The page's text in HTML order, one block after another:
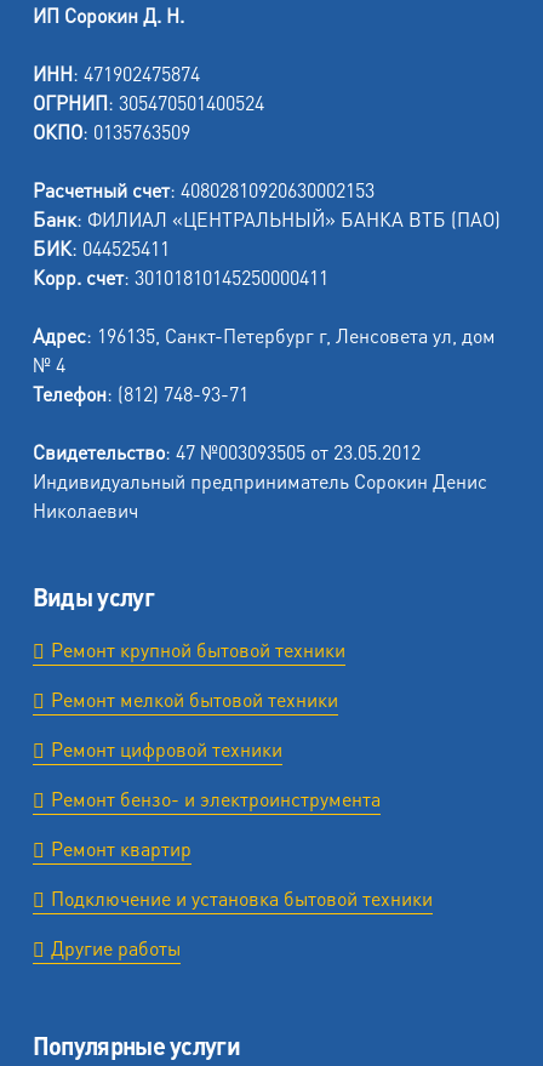
ИП Сорокин Д. Н.
ИНН: 471902475874
ОГРНИП: 305470501400524
ОКПО: 0135763509
Расчетный счет: 40802810920630002153
Банк: ФИЛИАЛ «ЦЕНТРАЛЬНЫЙ» БАНКА ВТБ (ПАО)
БИК: 044525411
Корр. счет: 30101810145250000411
Адрес: 196135, Санкт-Петербург г, Ленсовета ул, дом
№ 4
Телефон: (812) 748-93-71
Свидетельство: 47 №003093505 от 23.05.2012
Индивидуальный предприниматель Сорокин Денис
Николаевич
Виды услуг
Ремонт крупной бытовой техники
Ремонт мелкой бытовой техники
Ремонт цифровой техники
Ремонт бензо- и электроинструмента
Ремонт квартир
Подключение и установка бытовой техники
Другие работы
Популярные услуги